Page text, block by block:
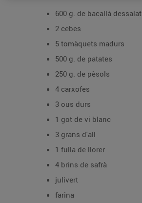
600 g. de bacallà dessalat
2 cebes
5 tomàquets madurs
500 g. de patates
250 g. de pèsols
4 carxofes
3 ous durs
1 got de vi blanc
3 grans d'all
1 fulla de llorer
4 brins de safrà
julivert
farina